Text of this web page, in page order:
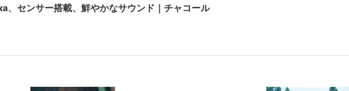
センサー搭載、鮮やかなサウンド｜チャコール